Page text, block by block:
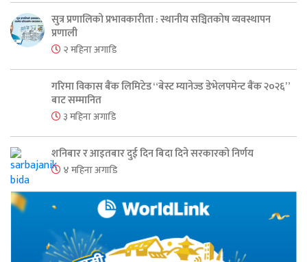
सुत्र प्रणालिको प्रभावकारीता : स्थानीय सञ्चितकोष व्यवस्थापन
प्रणाली
२ महिना अगाडि
गरिमा विकास बैंक लिमिटेड “बेस्ट म्यानेज्ड डेभेलपमेन्ट बैंक २०२६”
बाट सम्मानित
३ महिना अगाडि
शनिबार र आइतबार दुई दिन बिदा दिने सरकारको निर्णय
४ महिना अगाडि